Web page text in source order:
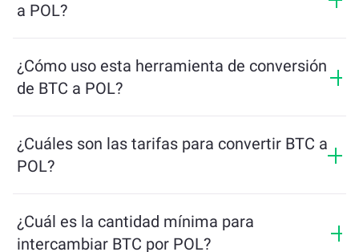
a POL?
cambio de BTC. Esta tasa fluctúa según las
condiciones del mercado, la oferta y la demanda, y la
¿Cómo uso esta herramienta de conversión
de BTC a POL?
intercambiar, y la herramienta calculará la cantidad
estimada de POL que recibirás. Luego, sigue los pasos
¿Cuáles son las tarifas para convertir BTC a
POL?
liquidez y las condiciones del mercado. ChangeNOW
ofrece tarifas competitivas sin cargos ocultos, y el
¿Cuál es la cantidad mínima para
intercambiar BTC por POL?